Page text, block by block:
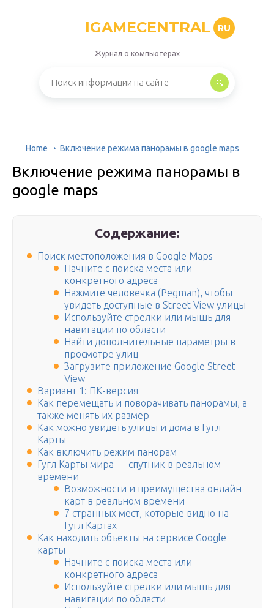
IGAMECENTRAL RU
Журнал о компьютерах
Home Включение режима панорамы в google maps
Включение режима панорамы в
google maps
Содержание:
Поиск местоположения в Google Maps
Начните с поиска места или
конкретного адреса
Нажмите человечка (Pegman), чтобы
увидеть доступные в Street View улицы
Используйте стрелки или мышь для
навигации по области
Найти дополнительные параметры в
просмотре улиц
Загрузите приложение Google Street
View
Вариант 1: ПК-версия
Как перемещать и поворачивать панорамы, а
также менять их размер
Как можно увидеть улицы и дома в Гугл
Карты
Как включить режим панорам
Гугл Карты мира — спутник в реальном
времени
Возможности и преимущества онлайн
карт в реальном времени
7 странных мест, которые видно на
Гугл Картах
Как находить объекты на сервисе Google
карты
Начните с поиска места или
конкретного адреса
Используйте стрелки или мышь для
навигации по области